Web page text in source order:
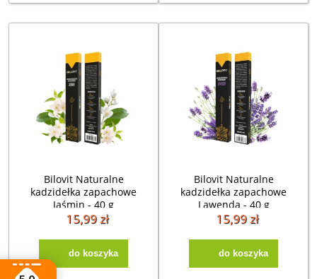
Bilovit Naturalne
kadzidełka zapachowe
Jaśmin - 40 g
15,99 zł
do koszyka
Bilovit Naturalne
kadzidełka zapachowe
Lawenda - 40 g
15,99 zł
do koszyka